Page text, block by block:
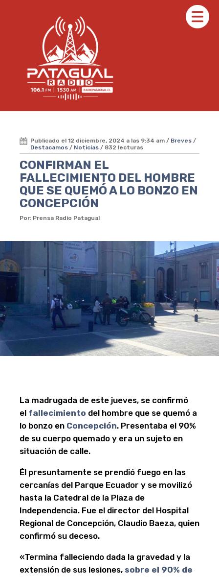
Publicado el 12 diciembre, 2024 a las 9:34 am / Breves /
Destacamos / Noticias / 832 lecturas
CONFIRMAN EL
FALLECIMIENTO DEL HOMBRE
QUE SE QUEMÓ A LO BONZO EN
CONCEPCIÓN
Por: Prensa Radio Patagual
La madrugada de este jueves, se confirmó
el fallecimiento del hombre que se quemó a
lo bonzo en Concepción. Presentaba el 90%
de su cuerpo quemado y era un sujeto en
situación de calle.
Él presuntamente se prendió fuego en las
cercanías del Parque Ecuador y se movilizó
hasta la Catedral de la Plaza de
Independencia. Fue el director del Hospital
Regional de Concepción, Claudio Baeza, quien
confirmó su deceso.
«Termina falleciendo dada la gravedad y la
extensión de sus lesiones, sobre el 90% de